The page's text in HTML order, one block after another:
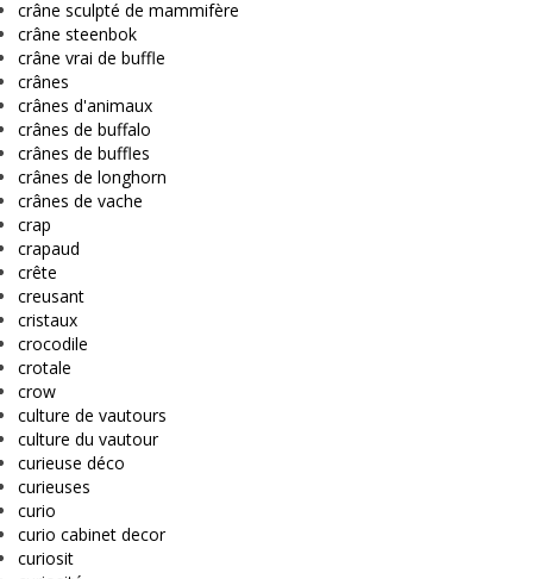
crâne sculpté de mammifère
crâne steenbok
crâne vrai de buffle
crânes
crânes d'animaux
crânes de buffalo
crânes de buffles
crânes de longhorn
crânes de vache
crap
crapaud
crête
creusant
cristaux
crocodile
crotale
crow
culture de vautours
culture du vautour
curieuse déco
curieuses
curio
curio cabinet decor
curiosit